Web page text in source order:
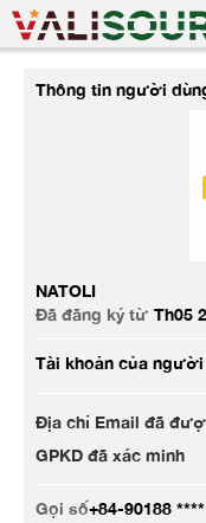
Thông tin người
NATOLI
Đã đăng ký từ Th05
Tài khoản của người
Địa chỉ Email đã
GPKD đã xác minh
Gọi số+84-90188 ****